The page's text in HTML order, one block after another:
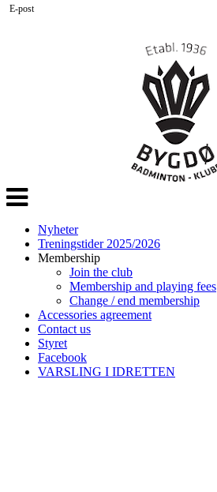
Veksle
navigasjon
Nyheter
Treningstider 2025/2026
Membership
Join the club
Membership and playing fees
Change / end membership
Accessories agreement
Contact us
Styret
Facebook
VARSLING I IDRETTEN
E-post